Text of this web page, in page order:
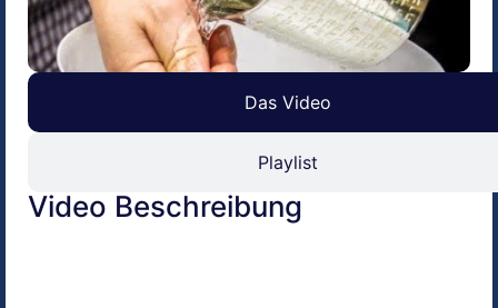
Das Video
Playlist
Video Beschreibung